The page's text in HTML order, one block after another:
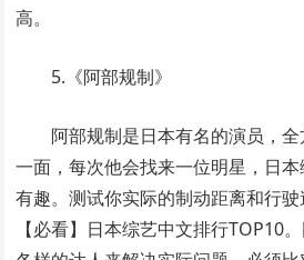
高。
5.《阿部规制》
阿部规制是日本有名的演员，
一面，每次他会找来一位明星，日
有趣。测试你实际的制动距离和行
【必看】日本综艺中文排行TOP10